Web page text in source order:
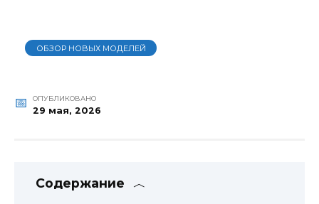
ОБЗОР НОВЫХ МОДЕЛЕЙ
ОПУБЛИКОВАНО
29 мая, 2026
Содержание